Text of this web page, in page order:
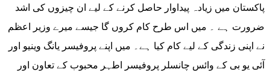
پاکستان میں زیادہ پیداوار حاصل کرنے کے لیے ان چیزوں کی اشد
ضرورت ہے ۔ میں اس طرح کام کروں گا جیسے میرے وزیر اعظم
نے اپنی زندگی کے لیے کام کیا ہے۔ میں اپنے پروفیسر یانگ وینیو اور
آئی یو بی کے وائس چانسلر پروفیسر اطہر محبوب کے تعاون اور